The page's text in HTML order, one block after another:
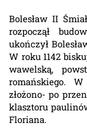
Bolesław II
rozpoczął
ukończył
W roku 1142
wawelską,
romańskiego.
złożono- po
klasztoru
Floriana.